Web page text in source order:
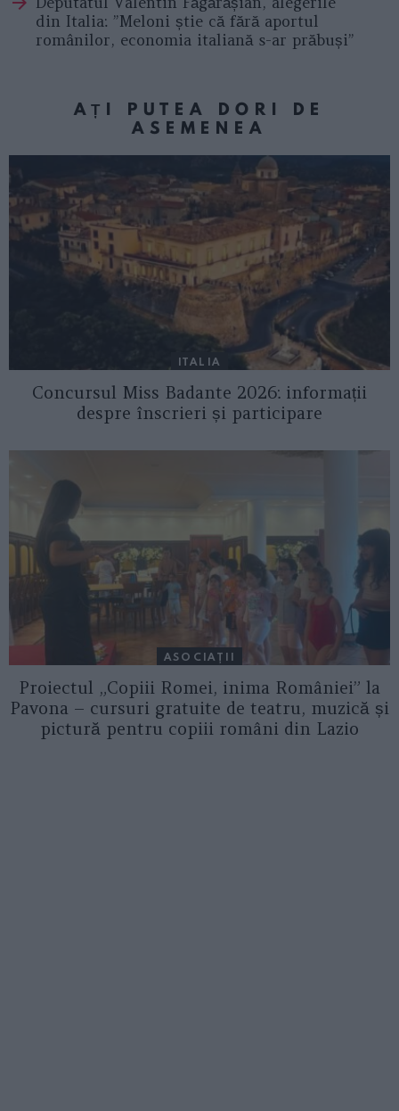
din Italia: ”Meloni știe că fără aportul
românilor, economia italiană s-ar prăbuși”
AȚI PUTEA DORI DE
ASEMENEA
ITALIA
Concursul Miss Badante 2026: informații
despre înscrieri și participare
ASOCIAŢII
Proiectul „Copiii Romei, inima României” la
Pavona – cursuri gratuite de teatru, muzică și
pictură pentru copiii români din Lazio